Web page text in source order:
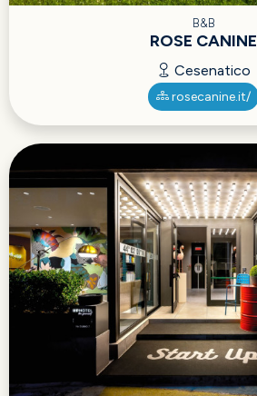
B&B
ROSE CANINE
Cesenatico
rosecanine.it/